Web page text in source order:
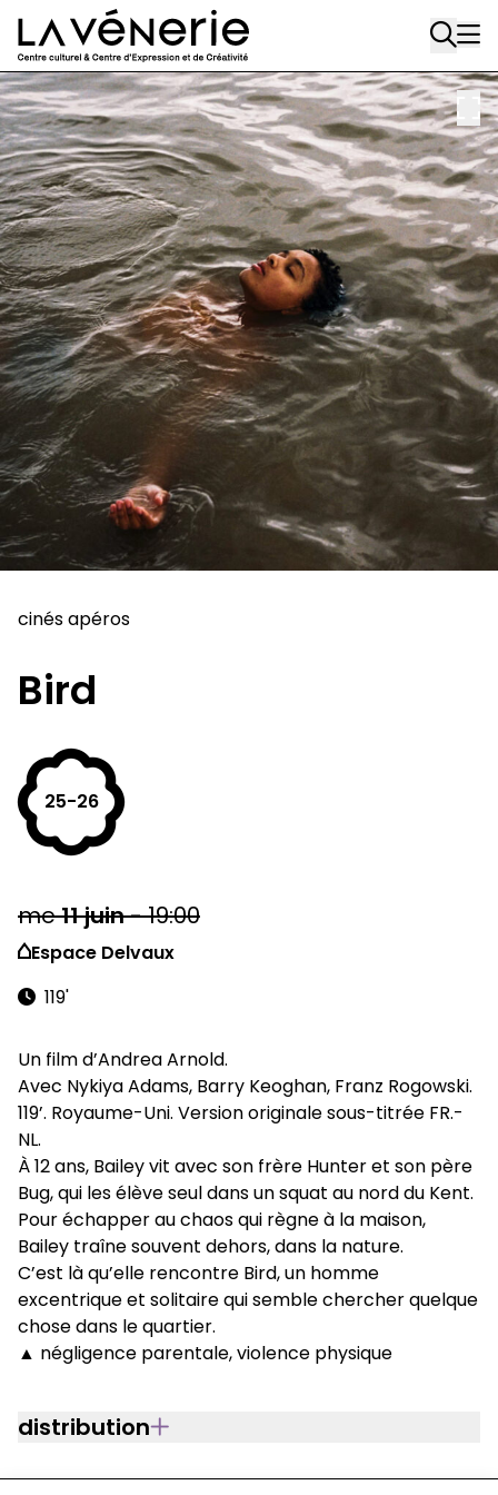
Aller au contenu principal
cinés apéros
Bird
25-26
me11juin-19:00
Espace Delvaux
119'
Un film d’Andrea Arnold.
Avec Nykiya Adams, Barry Keoghan, Franz Rogowski.
119’. Royaume-Uni. Version originale sous-titrée FR.-
NL.
À 12 ans, Bailey vit avec son frère Hunter et son père
Bug, qui les élève seul dans un squat au nord du Kent.
Pour échapper au chaos qui règne à la maison,
Bailey traîne souvent dehors, dans la nature.
C’est là qu’elle rencontre Bird, un homme
excentrique et solitaire qui semble chercher quelque
chose dans le quartier.
▲ négligence parentale, violence physique
distribution